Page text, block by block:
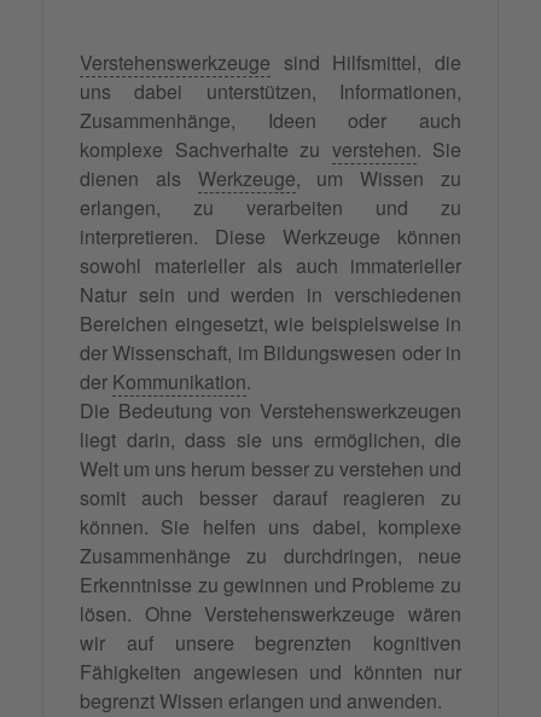
Verstehenswerkzeuge sind Hilfsmittel, die
uns dabei unterstützen, Informationen,
Zusammenhänge, Ideen oder auch
komplexe Sachverhalte zu verstehen. Sie
dienen als Werkzeuge, um Wissen zu
erlangen, zu verarbeiten und zu
interpretieren. Diese Werkzeuge können
sowohl materieller als auch immaterieller
Natur sein und werden in verschiedenen
Bereichen eingesetzt, wie beispielsweise in
der Wissenschaft, im Bildungswesen oder in
der Kommunikation.
Die Bedeutung von Verstehenswerkzeugen
liegt darin, dass sie uns ermöglichen, die
Welt um uns herum besser zu verstehen und
somit auch besser darauf reagieren zu
können. Sie helfen uns dabei, komplexe
Zusammenhänge zu durchdringen, neue
Erkenntnisse zu gewinnen und Probleme zu
lösen. Ohne Verstehenswerkzeuge wären
wir auf unsere begrenzten kognitiven
Fähigkeiten angewiesen und könnten nur
begrenzt Wissen erlangen und anwenden.